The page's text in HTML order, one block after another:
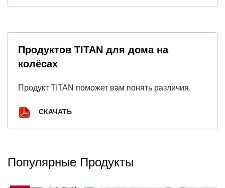
Продуктов TITAN для дома на
колёсах
Продукт TITAN поможет вам понять различия.
СКАЧАТЬ
Популярные Продукты